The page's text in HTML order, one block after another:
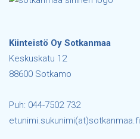
Kiinteistö Oy Sotkanmaa
Keskuskatu 12
88600 Sotkamo
Puh: 044-7502 732
etunimi.sukunimi(at)sotkanmaa.fi